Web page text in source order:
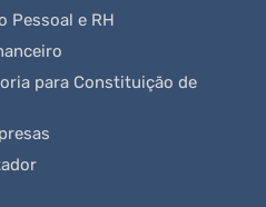
Pessoal e RH
para Constituição de